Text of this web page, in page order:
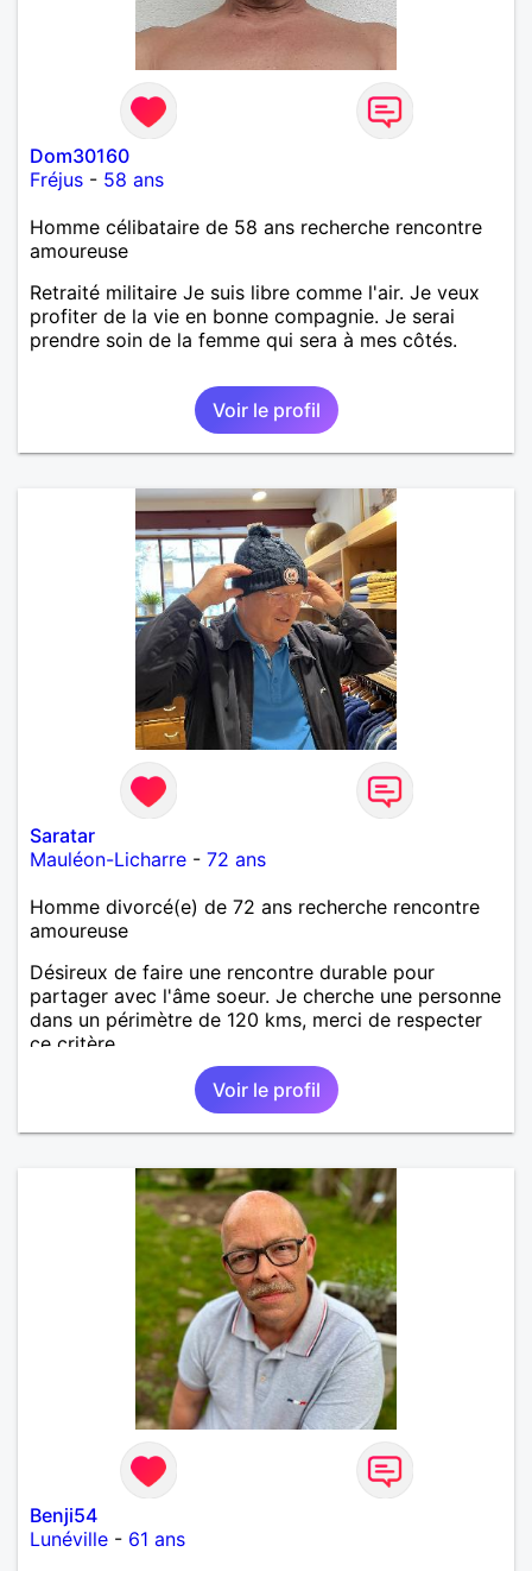
Dom30160
Fréjus - 58 ans
Homme célibataire de 58 ans recherche rencontre
amoureuse
Retraité militaire Je suis libre comme l'air. Je veux
profiter de la vie en bonne compagnie. Je serai
prendre soin de la femme qui sera à mes côtés.
Voir le profil
Saratar
Mauléon-Licharre - 72 ans
Homme divorcé(e) de 72 ans recherche rencontre
amoureuse
Désireux de faire une rencontre durable pour
partager avec l'âme soeur. Je cherche une personne
dans un périmètre de 120 kms, merci de respecter
ce critère.
Voir le profil
Benji54
Lunéville - 61 ans